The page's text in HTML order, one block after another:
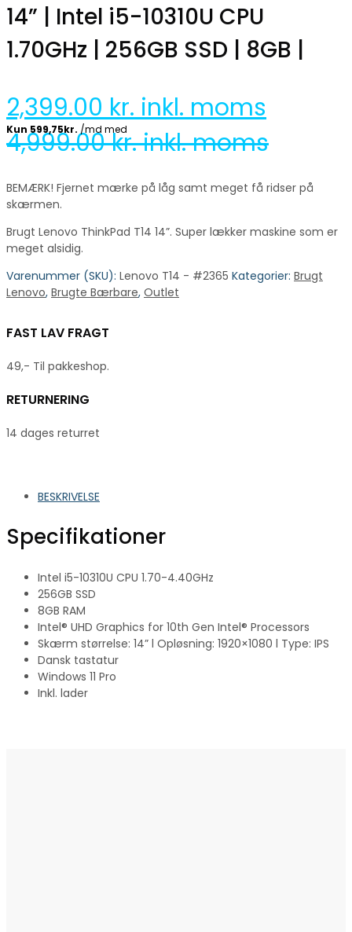
14” | Intel i5-10310U CPU
1.70GHz | 256GB SSD | 8GB |
2,399.00 kr. inkl. moms
4,999.00kr. inkl. moms
BEMÆRK! Fjernet mærke på låg samt meget få ridser på
skærmen.
Brugt Lenovo ThinkPad T14 14”. Super lækker maskine som er
meget alsidig.
Varenummer (SKU): Lenovo T14 - #2365 Kategorier: Brugt
Lenovo, Brugte Bærbare, Outlet
FAST LAV FRAGT
49,- Til pakkeshop.
RETURNERING
14 dages returret
BESKRIVELSE
Specifikationer
Intel i5-10310U CPU 1.70-4.40GHz
256GB SSD
8GB RAM
Intel® UHD Graphics for 10th Gen Intel® Processors
Skærm størrelse: 14” l Opløsning: 1920×1080 l Type: IPS
Dansk tastatur
Windows 11 Pro
Inkl. lader